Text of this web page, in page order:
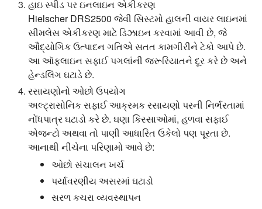
હાઇ સ્પીડ પર ઇનલાઇન એકીકરણ
Hielscher DRS2500 જેવી સિસ્ટમો હાલની વાયર લાઇનમાં
સીમલેસ એકીકરણ માટે ડિઝાઇન કરવામાં આવી છે, જે
ઔદ્યોગિક ઉત્પાદન ગતિએ સતત કામગીરીને ટેકો આપે છે.
આ ઑફલાઇન સફાઈ પગલાંની જરૂરિયાતને દૂર કરે છે અને
હેન્ડલિંગ ઘટાડે છે.
રસાયણોનો ઓછો ઉપયોગ
અલ્ટ્રાસોનિક સફાઈ આક્રમક રસાયણો પરની નિર્ભરતામાં
નોંધપાત્ર ઘટાડો કરે છે. ઘણા કિસ્સાઓમાં, હળવા સફાઈ
એજન્ટો અથવા તો પાણી આધારિત ઉકેલો પણ પૂરતા છે.
આનાથી નીચેના પરિણામો આવે છે:
ઓછો સંચાલન ખર્ચ
પર્યાવરણીય અસરમાં ઘટાડો
સરળ કચરા વ્યવસ્થાપન